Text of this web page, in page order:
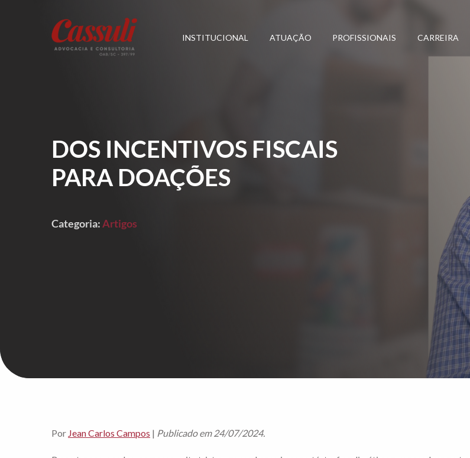
INSTITUCIONAL ATUAÇÃO PROFISSIONAIS CARREIRA
DOS INCENTIVOS FISCAIS
PARA DOAÇÕES
Categoria:Artigos
Por Jean Carlos Campos | Publicado em 24/07/2024.